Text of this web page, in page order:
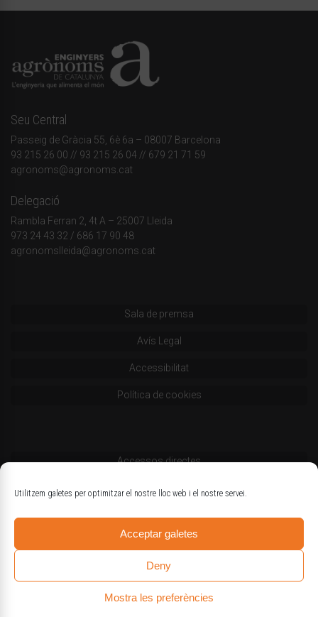
Utilitzem galetes per optimitzar el nostre lloc web i el nostre servei.
Acceptar galetes
Deny
Mostra les preferències
Seu Central
Passeig de Gràcia 55, 6è 6a – 08007 Barcelona
93 215 26 00 // 93 215 26 04 // 679 21 71 59
agronoms@agronoms.cat
Delegació
Rambla Ferran 2, 4t A – 25007 Lleida
973 24 43 32 / 686 17 90 48
agronomslleida@agronoms.cat
Sala de premsa
Avís Legal
Accessibilitat
Política de cookies
Accessos directes
Codi deontològic
Logotips oficials